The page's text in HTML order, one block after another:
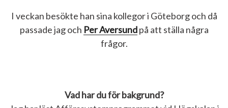
I veckan besökte han sina kollegor i Göteborg och då
passade jag och Per Aversund på att ställa några
frågor.
Vad har du för bakgrund?